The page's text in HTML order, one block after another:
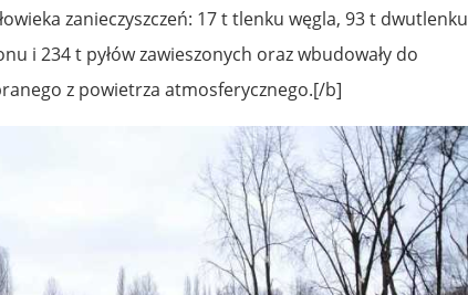
zanieczyszczeń: 17 t tlenku węgla, 93 t dwutlenku
i 234 t pyłów zawieszonych oraz wbudowały do
z powietrza atmosferycznego.[/b]